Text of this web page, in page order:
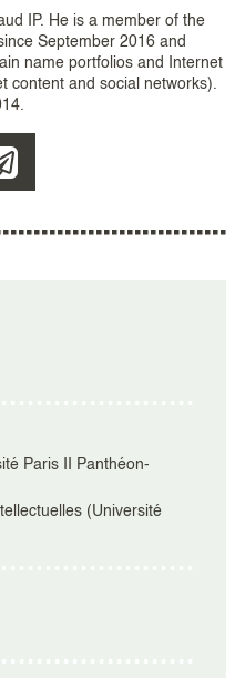
IP. He is a member of the
September 2016 and
name portfolios and Internet
content and social networks).
Paris II Panthéon-
(Université